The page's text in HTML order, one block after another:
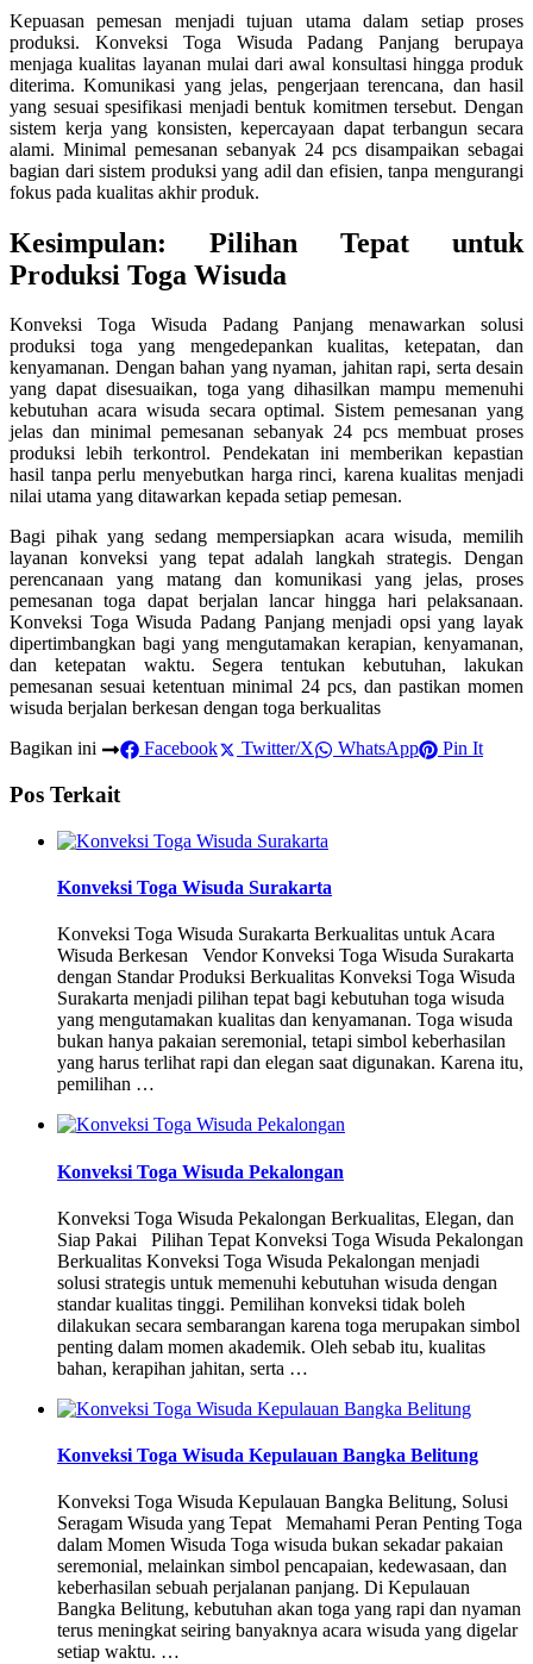
Kepuasan pemesan menjadi tujuan utama dalam setiap proses
produksi. Konveksi Toga Wisuda Padang Panjang berupaya
menjaga kualitas layanan mulai dari awal konsultasi hingga produk
diterima. Komunikasi yang jelas, pengerjaan terencana, dan hasil
yang sesuai spesifikasi menjadi bentuk komitmen tersebut. Dengan
sistem kerja yang konsisten, kepercayaan dapat terbangun secara
alami. Minimal pemesanan sebanyak 24 pcs disampaikan sebagai
bagian dari sistem produksi yang adil dan efisien, tanpa mengurangi
fokus pada kualitas akhir produk.
Kesimpulan: Pilihan Tepat untuk
Produksi Toga Wisuda
Konveksi Toga Wisuda Padang Panjang menawarkan solusi
produksi toga yang mengedepankan kualitas, ketepatan, dan
kenyamanan. Dengan bahan yang nyaman, jahitan rapi, serta desain
yang dapat disesuaikan, toga yang dihasilkan mampu memenuhi
kebutuhan acara wisuda secara optimal. Sistem pemesanan yang
jelas dan minimal pemesanan sebanyak 24 pcs membuat proses
produksi lebih terkontrol. Pendekatan ini memberikan kepastian
hasil tanpa perlu menyebutkan harga rinci, karena kualitas menjadi
nilai utama yang ditawarkan kepada setiap pemesan.
Bagi pihak yang sedang mempersiapkan acara wisuda, memilih
layanan konveksi yang tepat adalah langkah strategis. Dengan
perencanaan yang matang dan komunikasi yang jelas, proses
pemesanan toga dapat berjalan lancar hingga hari pelaksanaan.
Konveksi Toga Wisuda Padang Panjang menjadi opsi yang layak
dipertimbangkan bagi yang mengutamakan kerapian, kenyamanan,
dan ketepatan waktu. Segera tentukan kebutuhan, lakukan
pemesanan sesuai ketentuan minimal 24 pcs, dan pastikan momen
wisuda berjalan berkesan dengan toga berkualitas
Bagikan ini
Facebook Twitter/X WhatsApp Pin It
Pos Terkait
Konveksi Toga Wisuda Surakarta
Konveksi Toga Wisuda Surakarta Berkualitas untuk Acara
Wisuda Berkesan Vendor Konveksi Toga Wisuda Surakarta
dengan Standar Produksi Berkualitas Konveksi Toga Wisuda
Surakarta menjadi pilihan tepat bagi kebutuhan toga wisuda
yang mengutamakan kualitas dan kenyamanan. Toga wisuda
bukan hanya pakaian seremonial, tetapi simbol keberhasilan
yang harus terlihat rapi dan elegan saat digunakan. Karena itu,
pemilihan …
Konveksi Toga Wisuda Pekalongan
Konveksi Toga Wisuda Pekalongan Berkualitas, Elegan, dan
Siap Pakai Pilihan Tepat Konveksi Toga Wisuda Pekalongan
Berkualitas Konveksi Toga Wisuda Pekalongan menjadi
solusi strategis untuk memenuhi kebutuhan wisuda dengan
standar kualitas tinggi. Pemilihan konveksi tidak boleh
dilakukan secara sembarangan karena toga merupakan simbol
penting dalam momen akademik. Oleh sebab itu, kualitas
bahan, kerapihan jahitan, serta …
Konveksi Toga Wisuda Kepulauan Bangka Belitung
Konveksi Toga Wisuda Kepulauan Bangka Belitung, Solusi
Seragam Wisuda yang Tepat Memahami Peran Penting Toga
dalam Momen Wisuda Toga wisuda bukan sekadar pakaian
seremonial, melainkan simbol pencapaian, kedewasaan, dan
keberhasilan sebuah perjalanan panjang. Di Kepulauan
Bangka Belitung, kebutuhan akan toga yang rapi dan nyaman
terus meningkat seiring banyaknya acara wisuda yang digelar
setiap waktu. …